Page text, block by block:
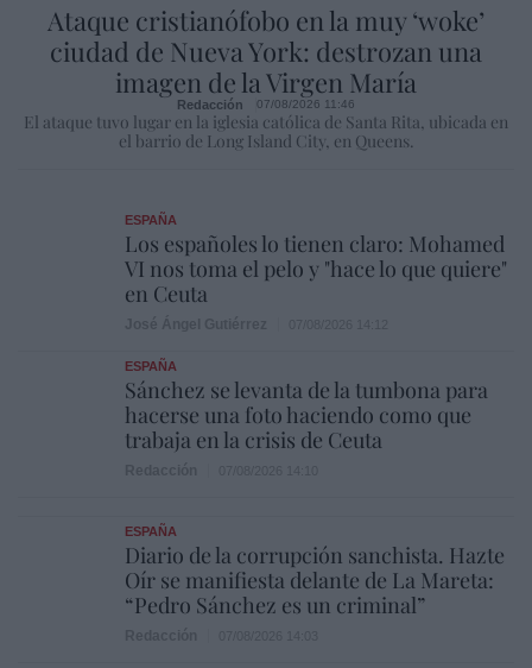
Ataque cristianófobo en la muy ‘woke’
ciudad de Nueva York: destrozan una
imagen de la Virgen María
Redacción 07/08/2026 11:46
El ataque tuvo lugar en la iglesia católica de Santa Rita, ubicada en
el barrio de Long Island City, en Queens.
ESPAÑA
Los españoles lo tienen claro: Mohamed
VI nos toma el pelo y "hace lo que quiere"
en Ceuta
ESPAÑA
Sánchez se levanta de la tumbona para
hacerse una foto haciendo como que
trabaja en la crisis de Ceuta
ESPAÑA
Diario de la corrupción sanchista. Hazte
Oír se manifiesta delante de La Mareta:
“Pedro Sánchez es un criminal”